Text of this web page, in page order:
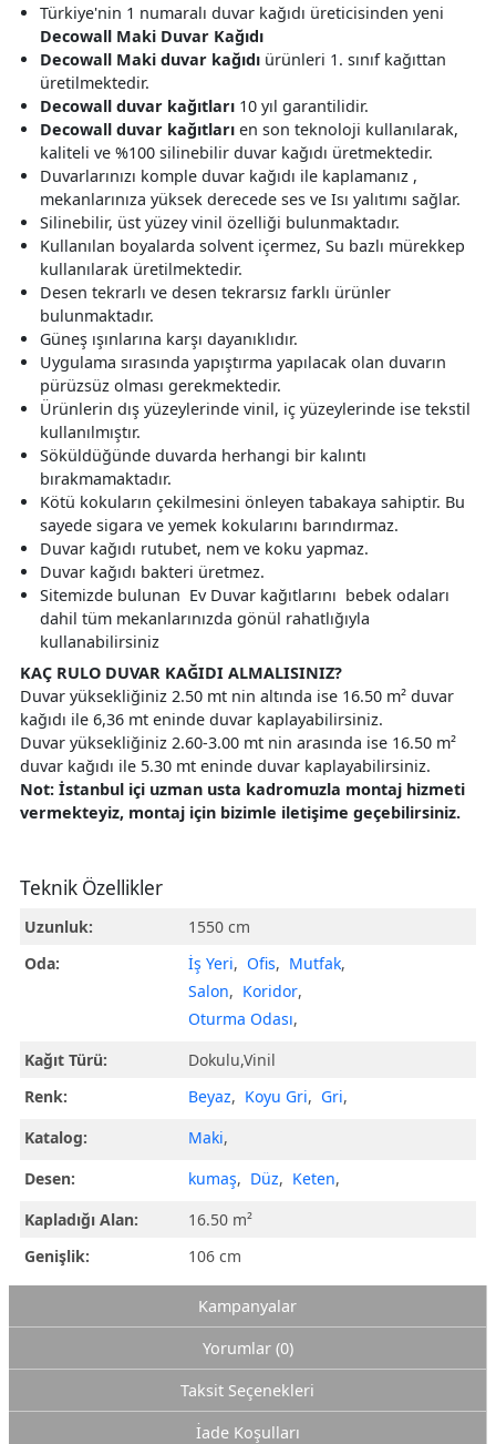
Türkiye'nin 1 numaralı duvar kağıdı üreticisinden yeni
Decowall Maki Duvar Kağıdı
Decowall Maki duvar kağıdı ürünleri 1. sınıf kağıttan
üretilmektedir.
Decowall duvar kağıtları 10 yıl garantilidir.
Decowall duvar kağıtları en son teknoloji kullanılarak,
kaliteli ve %100 silinebilir duvar kağıdı üretmektedir.
Duvarlarınızı komple duvar kağıdı ile kaplamanız ,
mekanlarınıza yüksek derecede ses ve Isı yalıtımı sağlar.
Silinebilir, üst yüzey vinil özelliği bulunmaktadır.
Kullanılan boyalarda solvent içermez, Su bazlı mürekkep
kullanılarak üretilmektedir.
Desen tekrarlı ve desen tekrarsız farklı ürünler
bulunmaktadır.
Güneş ışınlarına karşı dayanıklıdır.
Uygulama sırasında yapıştırma yapılacak olan duvarın
pürüzsüz olması gerekmektedir.
Ürünlerin dış yüzeylerinde vinil, iç yüzeylerinde ise tekstil
kullanılmıştır.
Söküldüğünde duvarda herhangi bir kalıntı
bırakmamaktadır.
Kötü kokuların çekilmesini önleyen tabakaya sahiptir. Bu
sayede sigara ve yemek kokularını barındırmaz.
Duvar kağıdı rutubet, nem ve koku yapmaz.
Duvar kağıdı bakteri üretmez.
Sitemizde bulunan Ev Duvar kağıtlarını bebek odaları
dahil tüm mekanlarınızda gönül rahatlığıyla
kullanabilirsiniz
KAÇ RULO DUVAR KAĞIDI ALMALISINIZ?
Duvar yüksekliğiniz 2.50 mt nin altında ise 16.50 m² duvar
kağıdı ile 6,36 mt eninde duvar kaplayabilirsiniz.
Duvar yüksekliğiniz 2.60-3.00 mt nin arasında ise 16.50 m²
duvar kağıdı ile 5.30 mt eninde duvar kaplayabilirsiniz.
Not: İstanbul içi uzman usta kadromuzla montaj hizmeti
vermekteyiz, montaj için bizimle iletişime geçebilirsiniz.
Teknik Özellikler
Uzunluk:
1550 cm
Oda:
İş Yeri, Ofis, Mutfak,
Salon, Koridor,
Oturma Odası,
Kağıt Türü:
Dokulu,Vinil
Renk:
Beyaz, Koyu Gri, Gri,
Katalog:
Maki,
Desen:
kumaş, Düz, Keten,
Kapladığı Alan:
16.50 m²
Genişlik:
106 cm
Kampanyalar
Yorumlar (0)
Taksit Seçenekleri
İade Koşulları